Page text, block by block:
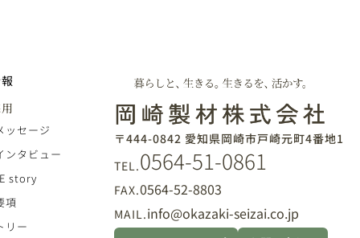
ッセージ
ンタビュー
story
項
リー
〒444-0842 愛知県岡崎市戸崎元町4番地1
TEL.0564-51-0861
FAX.0564-52-8803
MAIL.info@okazaki-seizai.co.jp